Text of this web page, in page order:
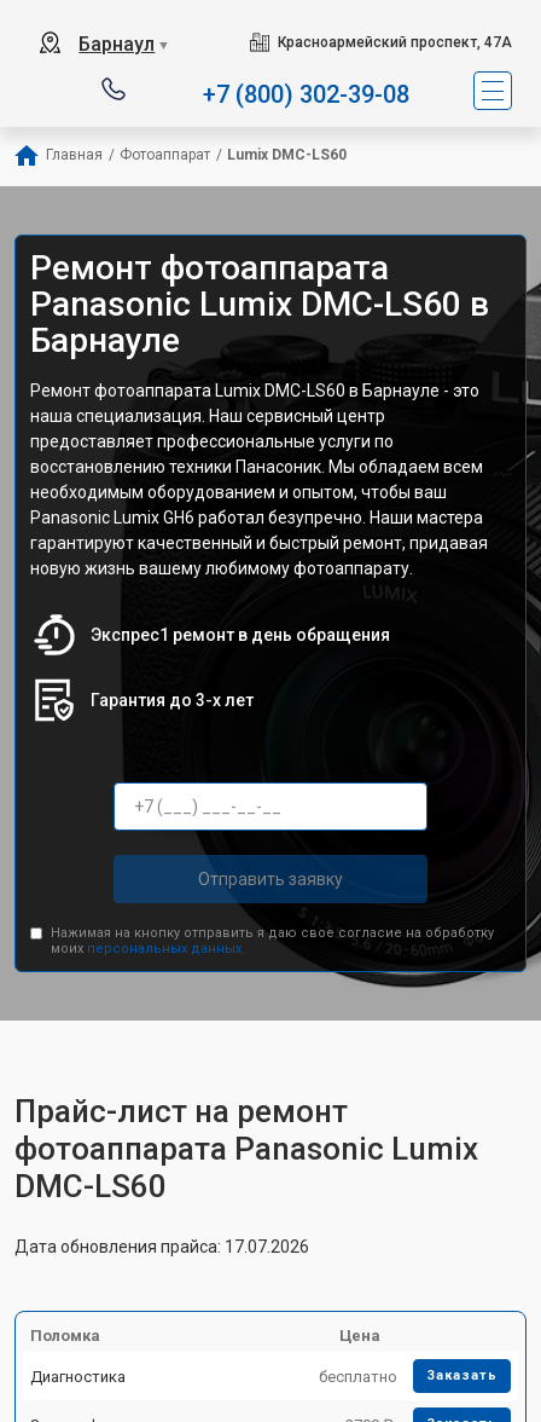
Барнаул ▼ Красноармейский проспект, 47А
+7 (800) 302-39-08
Главная / Фотоаппарат / Lumix DMC-LS60
Ремонт фотоаппарата
Panasonic Lumix DMC-LS60 в
Барнауле
Ремонт фотоаппарата Lumix DMC-LS60 в Барнауле - это
наша специализация. Наш сервисный центр
предоставляет профессиональные услуги по
восстановлению техники Панасоник. Мы обладаем всем
необходимым оборудованием и опытом, чтобы ваш
Panasonic Lumix GH6 работал безупречно. Наши мастера
гарантируют качественный и быстрый ремонт, придавая
новую жизнь вашему любимому фотоаппарату.
Экспрес1 ремонт в день обращения
Гарантия до 3-х лет
Отправить заявку
Нажимая на кнопку отправить я даю свое согласие на обработку
моих персональных данных.
Прайс-лист на ремонт
фотоаппарата Panasonic Lumix
DMC-LS60
Дата обновления прайса: 17.07.2026
Поломка Цена
Диагностика бесплатно Заказать